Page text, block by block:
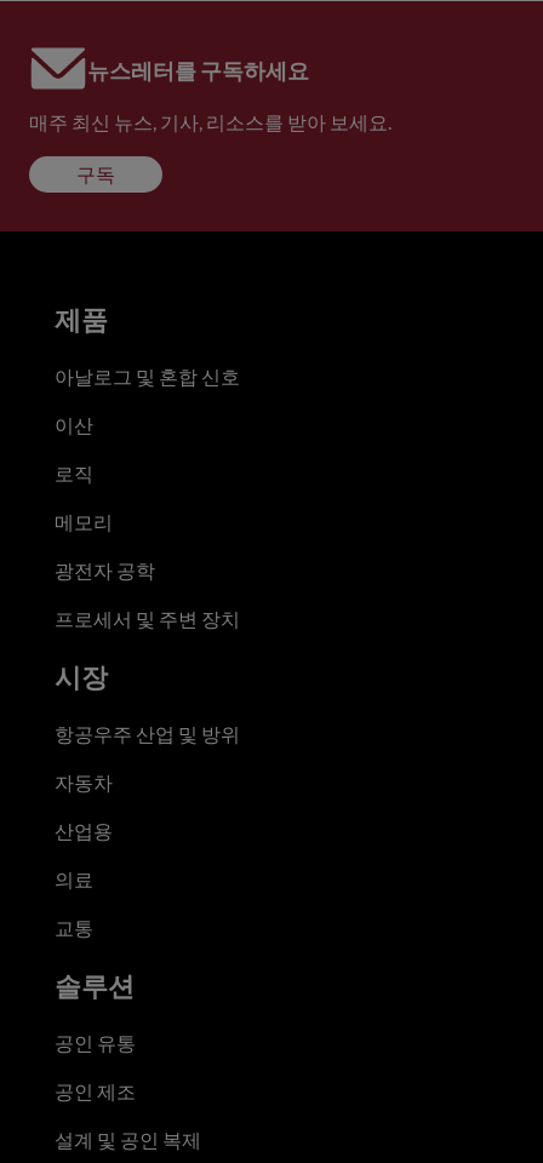
뉴스레터를 구독하세요
매주 최신 뉴스, 기사, 리소스를 받아 보세요.
구독
제품
아날로그 및 혼합 신호
이산
로직
메모리
광전자 공학
프로세서 및 주변 장치
시장
항공우주 산업 및 방위
자동차
산업용
의료
교통
솔루션
공인 유통
공인 제조
설계 및 공인 복제